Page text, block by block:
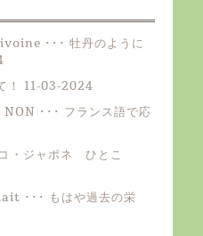
･･･ 牡丹のように
11-03-2024
･･･ フランス語で応
・ジャポネ ひとこ
･･･ もはや過去の栄